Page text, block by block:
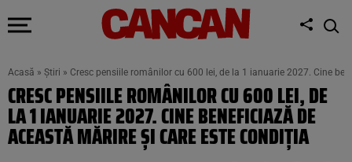
Acasă » Știri » Cresc pensiile românilor cu 600 lei, de la 1 ianuarie 2027. Cine
CRESC PENSIILE ROMÂNILOR CU 600 LEI, DE
LA 1 IANUARIE 2027. CINE BENEFICIAZĂ DE
ACEASTĂ MĂRIRE ȘI CARE ESTE CONDIȚIA